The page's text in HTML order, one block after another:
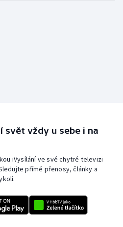
svět vždy u sebe i na
iVysílání ve své chytré televizi
přímé přenosy, články a